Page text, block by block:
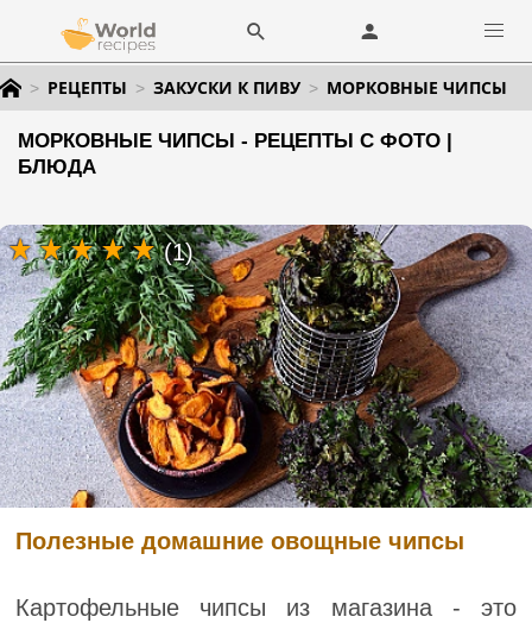
РЕЦЕПТЫ ЗАКУСКИ К ПИВУ МОРКОВНЫЕ ЧИПСЫ
МОРКОВНЫЕ ЧИПСЫ - РЕЦЕПТЫ С ФОТО |
БЛЮДА
Полезные домашние овощные чипсы
Картофельные чипсы из магазина - это
(1)